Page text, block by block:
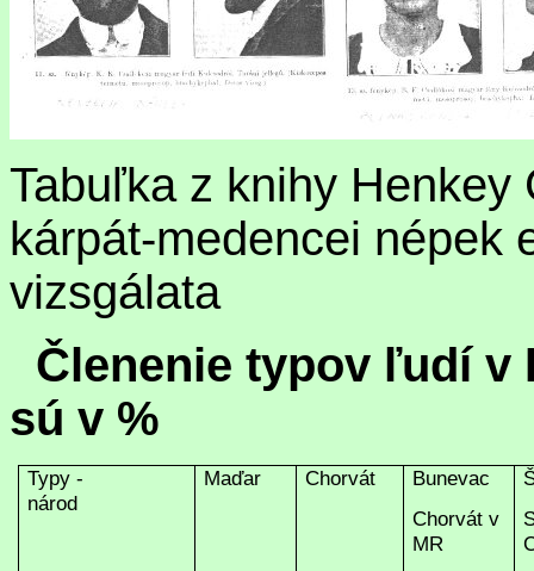
Tabuľka z knihy Henkey
kárpát-medencei népek
vizsgálata
Členenie typov ľudí
sú v %
Typy -
národ
Maďar Chorvát
Bunevac
Chorvát v
MR